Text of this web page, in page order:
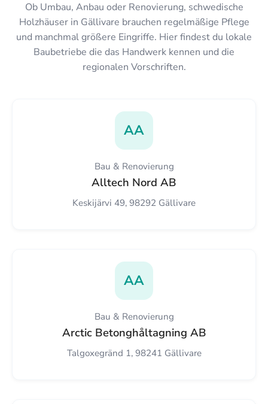
Ob Umbau, Anbau oder Renovierung, schwedische
Holzhäuser in Gällivare brauchen regelmäßige Pflege
und manchmal größere Eingriffe. Hier findest du lokale
Baubetriebe die das Handwerk kennen und die
regionalen Vorschriften.
AA
Bau & Renovierung
Alltech Nord AB
Keskijärvi 49, 98292 Gällivare
AA
Bau & Renovierung
Arctic Betonghåltagning AB
Talgoxegränd 1, 98241 Gällivare